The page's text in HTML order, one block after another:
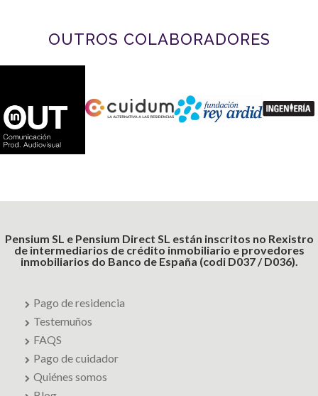
OUTROS COLABORADORES
Pensium SL e Pensium Direct SL están inscritos no Rexistro
de intermediarios de crédito inmobiliario e provedores
inmobiliarios do Banco de España (codi D037 / D036).
Pago de residencia
Testemuños
FAQS
Pago de cuidador
Quiénes somos